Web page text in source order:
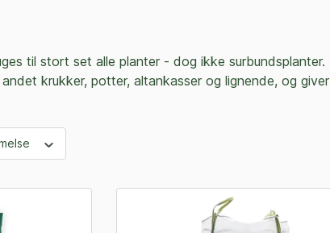
til stort set alle planter - dog ikke
krukker, potter, altankasser og lignende, og